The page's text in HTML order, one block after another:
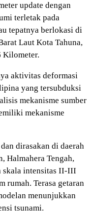
update dengan
terletak pada
tepatnya berlokasi di
Laut Kota Tahuna,
Kilometer.
aktivitas deformasi
yang tersubduksi
mekanisme sumber
mekanisme
dirasakan di daerah
Halmahera Tengah,
skala intensitas II-III
rumah. Terasa getaran
menunjukkan
tsunami.